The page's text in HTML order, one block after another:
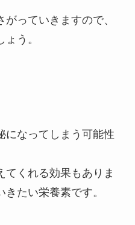
っていきますので、
う。
になってしまう可能性
てくれる効果もありま
たい栄養素です。